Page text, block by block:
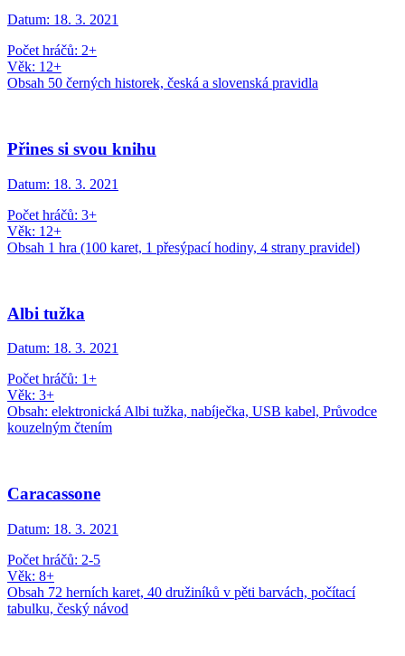
Datum: 18. 3. 2021
Počet hráčů: 2+
Věk: 12+
Obsah 50 černých historek, česká a slovenská pravidla
Přines si svou knihu
Datum: 18. 3. 2021
Počet hráčů: 3+
Věk: 12+
Obsah 1 hra (100 karet, 1 přesýpací hodiny, 4 strany pravidel)
Albi tužka
Datum: 18. 3. 2021
Počet hráčů: 1+
Věk: 3+
Obsah: elektronická Albi tužka, nabíječka, USB kabel, Průvodce
kouzelným čtením
Caracassone
Datum: 18. 3. 2021
Počet hráčů: 2-5
Věk: 8+
Obsah 72 herních karet, 40 družiníků v pěti barvách, počítací
tabulku, český návod